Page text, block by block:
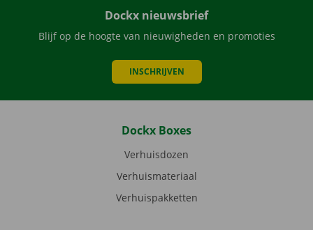
Dockx nieuwsbrief
Blijf op de hoogte van nieuwigheden en promoties
INSCHRIJVEN
Dockx Boxes
Verhuisdozen
Verhuismateriaal
Verhuispakketten